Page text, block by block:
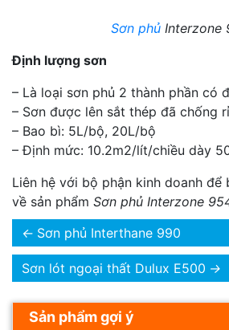
Sơn phủInterzone
Định lượng sơn
– Là loại sơn phủ 2 thành phần có
– Sơn được lên sắt thép đã chống
– Bao bì: 5L/bộ, 20L/bộ
– Định mức: 10.2m2/lít/chiều dày
Liên hệ với bộ phận kinh doanh
về sản phẩm Sơn phủ Interzone
← Sơn phủ Interthane 990
Sơn lót ngoại thất Dulux E500 →
Sản phẩm gợi ý